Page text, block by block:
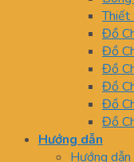
Thiết
Đồ
Đồ
Đồ
Đồ
Đồ
Đồ
Hướng dẫn
Hướng